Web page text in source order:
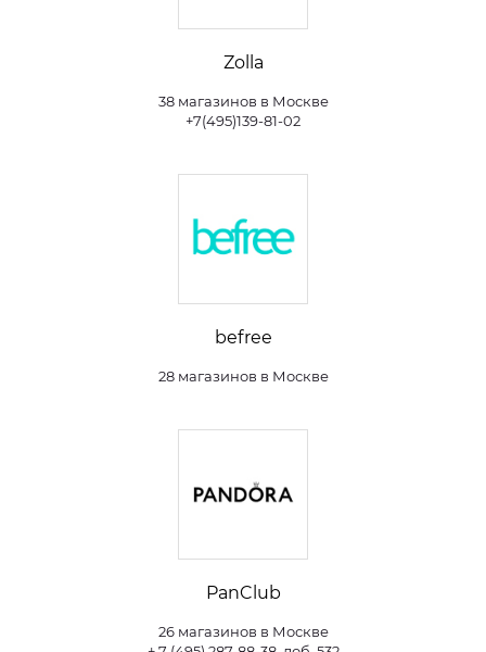
Zolla
38 магазинов в Москве
+7(495)139-81-02
befree
28 магазинов в Москве
PanClub
26 магазинов в Москве